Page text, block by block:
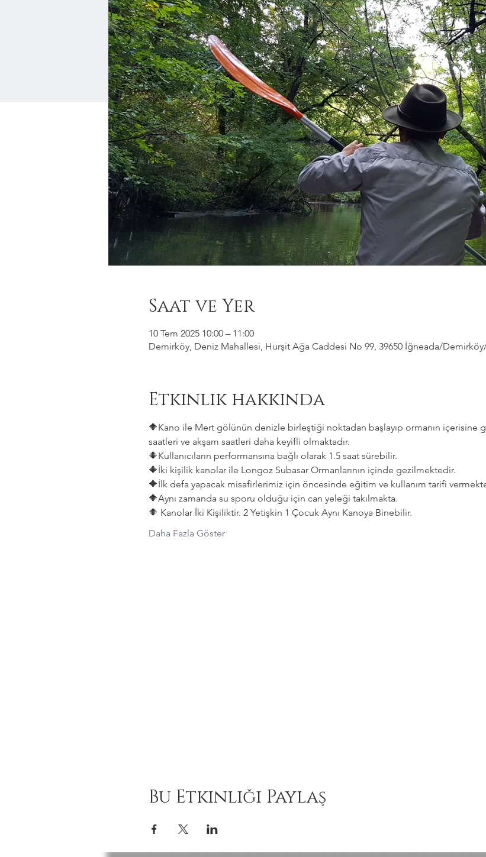
Saat ve Yer
10 Tem 2025 10:00 – 11:00
Demirköy, Deniz Mahallesi, Hurşit Ağa Caddesi No 99, 39650 İğneada/
Etkinlik hakkında
🔶Kano ile Mert gölünün denizle birleştiği noktadan başlayıp ormanın içerisine
saatleri ve akşam saatleri daha keyifli olmaktadır.
🔶Kullanıcıların performansına bağlı olarak 1.5 saat sürebilir.
🔶İki kişilik kanolar ile Longoz Subasar Ormanlarının içinde gezilmektedir.
🔶İlk defa yapacak misafirlerimiz için öncesinde eğitim ve kullanım tarifi
🔶Aynı zamanda su sporu olduğu için can yeleği takılmakta.
🔶 Kanolar İki Kişiliktir. 2 Yetişkin 1 Çocuk Aynı Kanoya Binebilir.
Daha Fazla Göster
Bu Etkinliği Paylaş